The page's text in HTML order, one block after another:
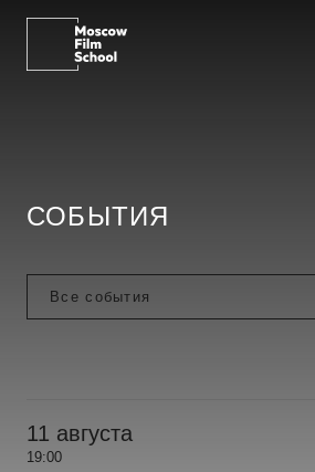
СОБЫТИЯ
11 августа
19:00